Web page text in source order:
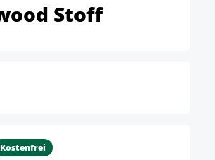
Stoff
Kostenfrei